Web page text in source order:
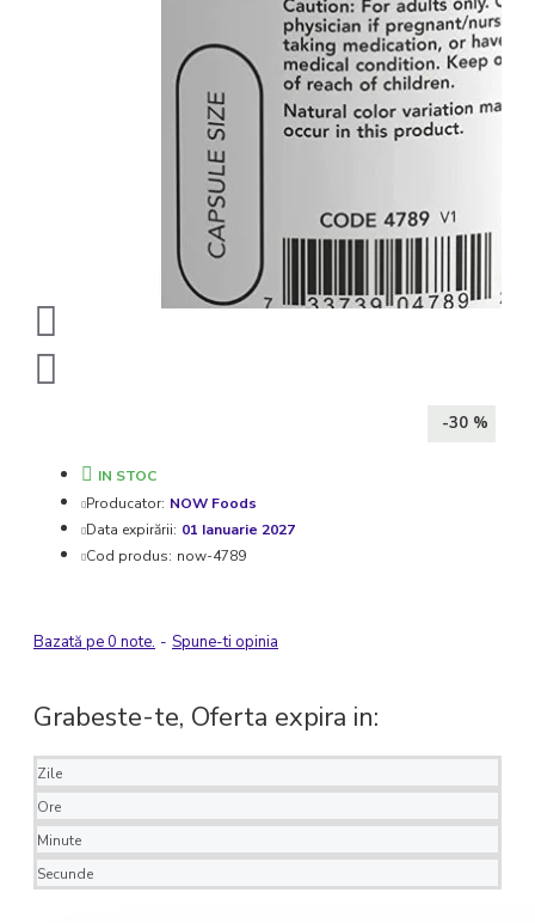
-30 %
IN STOC
Producator: NOW Foods
Data expirării: 01 Ianuarie 2027
Cod produs: now-4789
Bazată pe 0 note. - Spune-ti opinia
Grabeste-te, Oferta expira in:
Zile
Ore
Minute
Secunde